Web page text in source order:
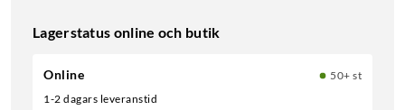
Lagerstatus online och butik
Online
50+ st
1-2 dagars leveranstid